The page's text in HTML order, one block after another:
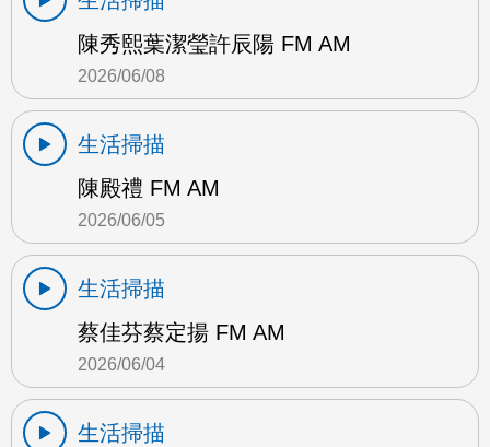
陳秀熙葉潔瑩許辰陽 FM AM
2026/06/08
生活掃描
陳殿禮 FM AM
2026/06/05
生活掃描
蔡佳芬蔡定揚 FM AM
2026/06/04
生活掃描